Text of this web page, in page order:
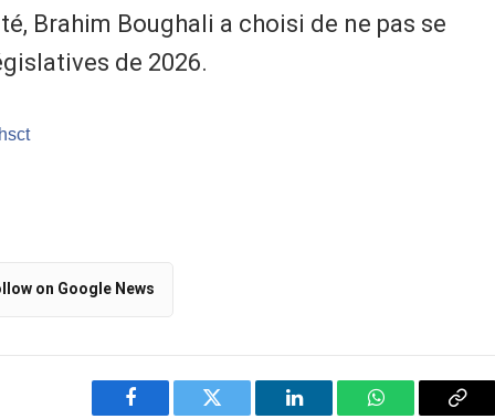
Brahim Boughali a choisi de ne pas se
de 2026.
on Google News
Facebook Twitter LinkedIn WhatsApp